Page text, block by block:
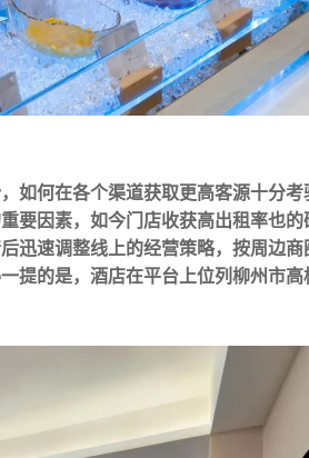
何在各个渠道获取更高客源十分考
因素，如今门店收获高出租率也的
迅速调整线上的经营策略，按周边
的是，酒店在平台上位列柳州市